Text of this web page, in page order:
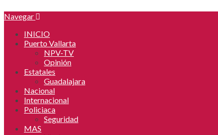
Navegar
INICIO
Puerto Vallarta
NPV-TV
Opinión
Estatales
Guadalajara
Nacional
Internacional
Policiaca
Seguridad
MAS